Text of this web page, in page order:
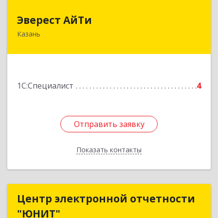
Эверест АйТи
Казань
1С:Специалист 4
Отправить заявку
Показать контакты
420057, Татарстан Респ, Казань г, Восстания ул,
Отправить заявку
Назад
Центр электронной отчетности
"ЮНИТ"
Центр электронной отчетности